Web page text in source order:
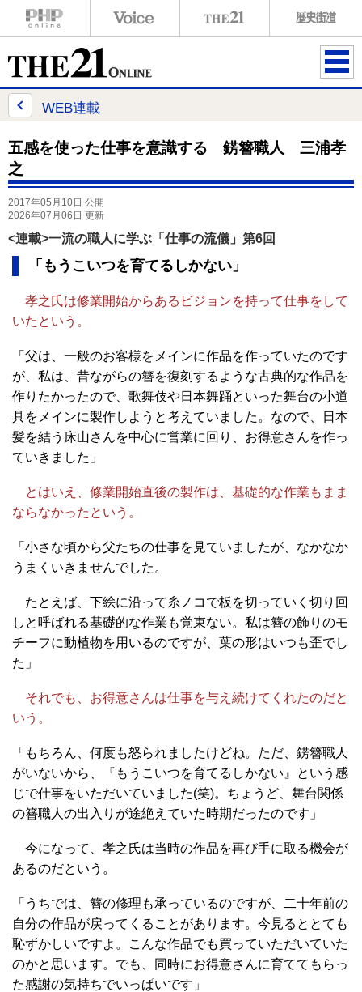
ME
WEB連載
五感を使った仕事を意識する 錺簪職人 三浦孝
之
2017年05月10日 公開
2026年07月06日 更新
<連載>一流の職人に学ぶ「仕事の流儀」第6回
「もうこいつを育てるしかない」
孝之氏は修業開始からあるビジョンを持って仕事をして
いたという。
「父は、一般のお客様をメインに作品を作っていたのです
が、私は、昔ながらの簪を復刻するような古典的な作品を
作りたかったので、歌舞伎や日本舞踊といった舞台の小道
具をメインに製作しようと考えていました。なので、日本
髪を結う床山さんを中心に営業に回り、お得意さんを作っ
ていきました」
とはいえ、修業開始直後の製作は、基礎的な作業もまま
ならなかったという。
「小さな頃から父たちの仕事を見ていましたが、なかなか
うまくいきませんでした。
たとえば、下絵に沿って糸ノコで板を切っていく切り回
しと呼ばれる基礎的な作業も覚束ない。私は簪の飾りのモ
チーフに動植物を用いるのですが、葉の形はいつも歪でし
た」
それでも、お得意さんは仕事を与え続けてくれたのだと
いう。
「もちろん、何度も怒られましたけどね。ただ、錺簪職人
がいないから、『もうこいつを育てるしかない』という感
じで仕事をいただいていました(笑)。ちょうど、舞台関係
の簪職人の出入りが途絶えていた時期だったのです」
今になって、孝之氏は当時の作品を再び手に取る機会が
あるのだという。
「うちでは、簪の修理も承っているのですが、二十年前の
自分の作品が戻ってくることがあります。今見るととても
恥ずかしいですよ。こんな作品でも買っていただいていた
のかと思います。でも、同時にお得意さんに育ててもらっ
た感謝の気持ちでいっぱいです」